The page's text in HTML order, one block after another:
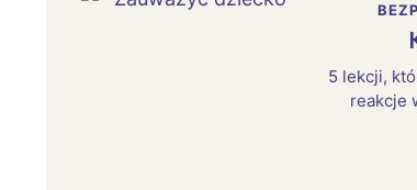
5 lekcji,
reakcje